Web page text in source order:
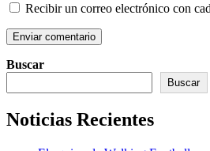
Recibir un correo electrónico con
Buscar
Buscar
Noticias Recientes